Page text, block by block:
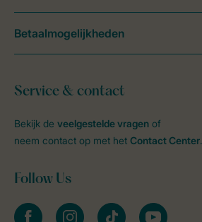
Service & contact
Bekijk de veelgestelde vragen of
neem contact op met het Contact Center.
Follow Us
facebookinstagramtiktok youtube
Betaalmogelijkheden